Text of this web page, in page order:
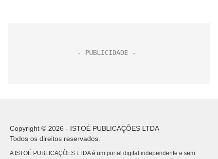
Copyright © 2026 - ISTOÉ PUBLICAÇÕES LTDA
Todos os direitos reservados.
A ISTOÉ PUBLICAÇÕES LTDA é um portal digital independente e sem